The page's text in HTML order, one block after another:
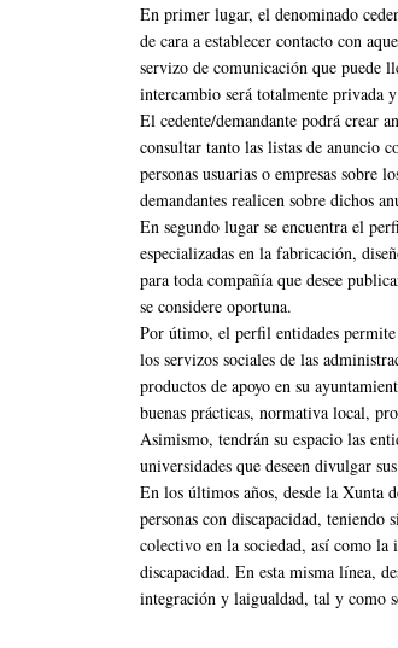
En primer lugar, el denominado
de cara a establecer contacto con
servizo de comunicación que puede
intercambio será totalmente privada
El cedente/demandante podrá crear
consultar tanto las listas de anuncio
personas usuarias o empresas sobre
demandantes realicen sobre dichos
En segundo lugar se encuentra el
especializadas en la fabricación,
para toda compañía que desee
se considere oportuna.
Por útimo, el perfil entidades
los servizos sociales de las
productos de apoyo en su
buenas prácticas, normativa local,
Asimismo, tendrán su espacio las
universidades que deseen divulgar
En los últimos años, desde la Xunta
personas con discapacidad,
colectivo en la sociedad, así como la
discapacidad. En esta misma línea,
integración y laigualdad, tal y como